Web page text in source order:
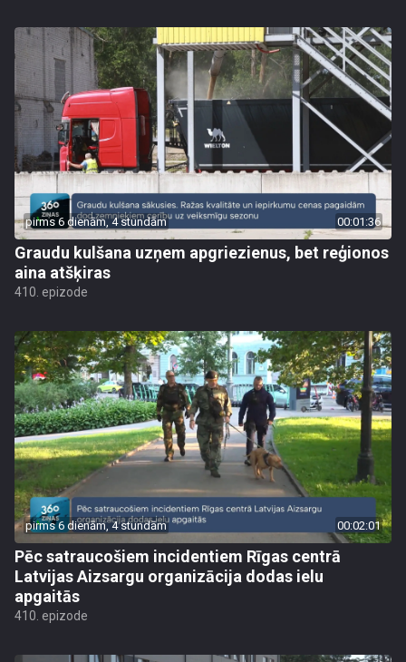
pirms 6 dienām, 4 stundām 00:01:36
Graudu kulšana uzņem apgriezienus, bet reģionos
aina atšķiras
410. epizode
pirms 6 dienām, 4 stundām 00:02:01
Pēc satraucošiem incidentiem Rīgas centrā
Latvijas Aizsargu organizācija dodas ielu
apgaitās
410. epizode